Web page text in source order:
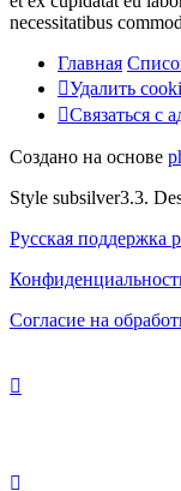
necessitatibus
Главная
Удалить
Связаться
Связаться с а
Создано на основе
Style subsilver3.3.
Русская поддержка
Согласие на